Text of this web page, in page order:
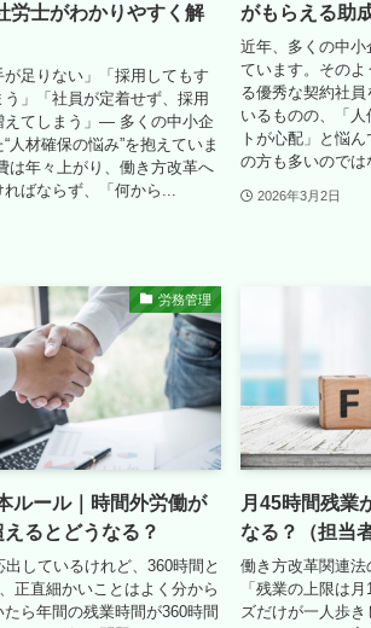
労士がわかりやすく解
が足りない」「採用してもす
う」「社員が定着せず、採用
えてしまう」― 多くの中小企
人材確保の悩み”を抱えていま
は年々上がり、働き方改革へ
ばならず、「何から...
がもらえる助
近年、多くの中小
ています。その
る優秀な契約社
いるものの、「
トが心配」と悩
の方も多いので
2026年3月2日
労務管理
ルール｜時間外労働が
るとどうなる？
出しているけれど、360時間と
正直細かいことはよく分から
ら年間の残業時間が360時間
月45時間残業
なる？（担当
働き方改革関連法
「残業の上限は
ズだけが一人歩